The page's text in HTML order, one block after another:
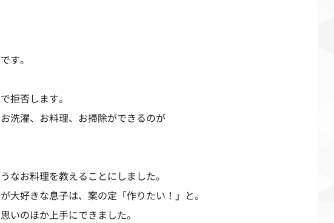
す。
拒否します。
洗濯、お料理、お掃除ができるのが
なお料理を教えることにしました。
大好きな息子は、案の定「作りたい！」と。
いのほか上手にできました。